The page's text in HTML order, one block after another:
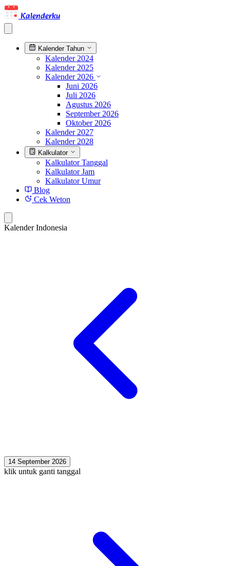
Kalenderku
Kalender Tahun
Kalender 2024
Kalender 2025
Kalender 2026
Juni 2026
Juli 2026
Agustus 2026
September 2026
Oktober 2026
Kalender 2027
Kalender 2028
Kalkulator
Kalkulator Tanggal
Kalkulator Jam
Kalkulator Umur
Blog
Cek Weton
Kalender Indonesia
14 September 2026
klik untuk ganti tanggal